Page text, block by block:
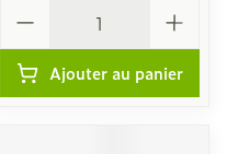
Ajouter au panier